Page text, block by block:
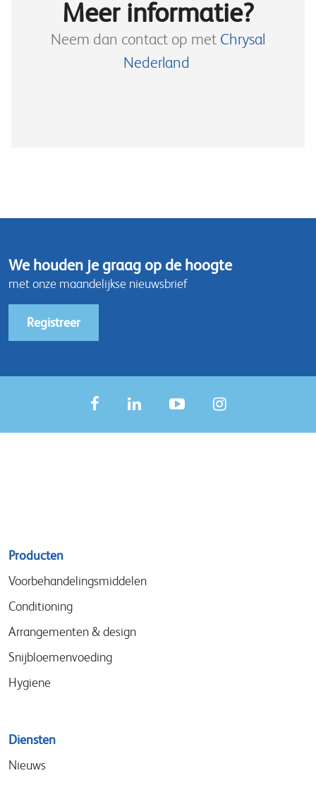
Meer informatie?
Neem dan contact op met Chrysal
Nederland
We houden je graag op de hoogte
met onze maandelijkse nieuwsbrief
Registreer
Sitemap
menu
Producten
Voorbehandelingsmiddelen
Conditioning
Arrangementen & design
Snijbloemenvoeding
Hygiene
Diensten
Nieuws